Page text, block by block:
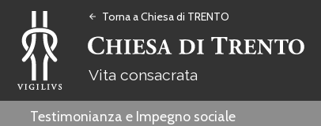
arrow_back Torna a Chiesa di TRENTO
Vita consacrata
Testimonianza e Impegno sociale